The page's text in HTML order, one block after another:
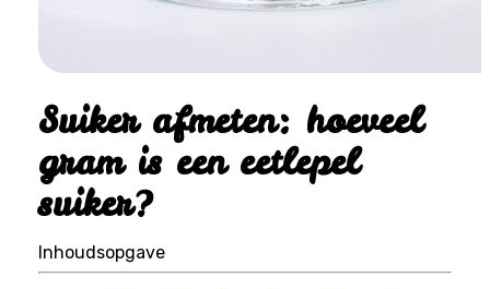
Suiker afmeten: hoeveel
gram is een eetlepel
suiker?
Inhoudsopgave